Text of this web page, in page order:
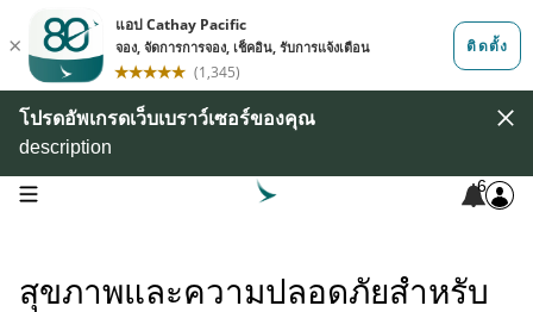
โปรดอัพเกรดเว็บเบราว์เซอร์ของคุณ
description
open navigation menu 6
สุขภาพและความปลอดภัยสำหรับ